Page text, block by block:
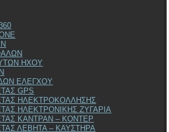
ΗΧΟΥ
ΕΛΕΓΧΟΥ
GPS
ΗΛΕΚΤΡΟΚΟΛΛΗΣΗΣ
ΗΛΕΚΤΡΟΝΙΚΗΣ ΖΥΓΑΡΙΑ
ΚΑΝΤΡΑΝ – ΚΟΝΤΕΡ
ΛΕΒΗΤΑ – ΚΑΥΣΤΗΡΑ